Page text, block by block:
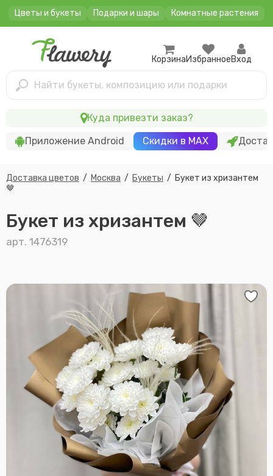
Цветы и букеты Подарки и шары Комнатные растения
Найти букеты, композицию или подарки
КорзинаИзбранноеВход
Приложение Android Скидки в MAX
Куда привезти заказ?
Доставка цветов / Москва / Букеты / Букет из хризантем
🤎
Букет из хризантем 🤎
арт. 1476319